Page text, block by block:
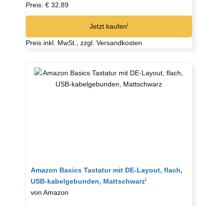
Preis: € 32,89
Jetzt kaufenℹ︎
Preis inkl. MwSt., zzgl. Versandkosten
Amazon Basics Tastatur mit DE-Layout, flach,
USB-kabelgebunden, Mattschwarzℹ︎
von Amazon